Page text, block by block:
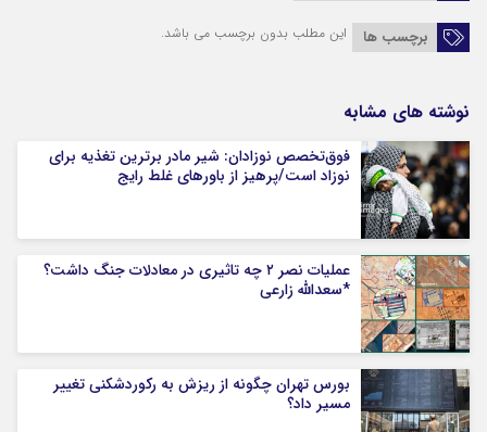
برچسب ها این مطلب بدون برچسب می باشد.
نوشته های مشابه
فوق‌تخصص نوزادان: شیر مادر برترین تغذیه برای
نوزاد است/پرهیز از باورهای غلط رایج
عملیات نصر ۲ چه تاثیری در معادلات جنگ داشت؟
*سعدالله زارعی
بورس تهران چگونه از ریزش به رکوردشکنی تغییر
مسیر داد؟